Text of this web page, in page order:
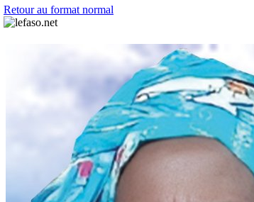
Retour au format normal